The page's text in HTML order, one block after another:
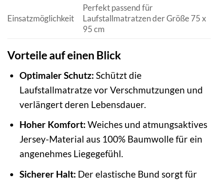
Einsatzmöglichkeit
Perfekt passend für
Laufstallmatratzen der Größe 75 x
95 cm
Vorteile auf einen Blick
Optimaler Schutz: Schützt die
Laufstallmatratze vor Verschmutzungen und
verlängert deren Lebensdauer.
Hoher Komfort: Weiches und atmungsaktives
Jersey-Material aus 100% Baumwolle für ein
angenehmes Liegegefühl.
Sicherer Halt: Der elastische Bund sorgt für